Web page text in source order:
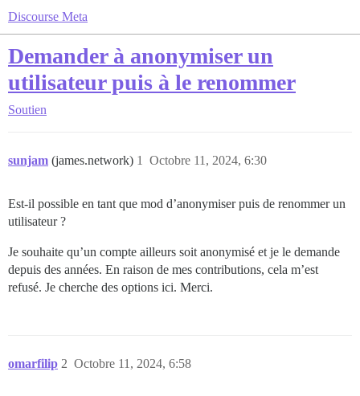
Discourse Meta
Demander à anonymiser un
utilisateur puis à le renommer
Soutien
sunjam (james.network) Octobre 11, 2024, 6:30
1
Est-il possible en tant que mod d’anonymiser puis de renommer un
utilisateur ?
Je souhaite qu’un compte ailleurs soit anonymisé et je le demande
depuis des années. En raison de mes contributions, cela m’est
refusé. Je cherche des options ici. Merci.
omarfilip Octobre 11, 2024, 6:58
2